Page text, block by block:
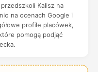
Kalisz na
na ocenach Google i
profile placówek,
pomogą podjąć